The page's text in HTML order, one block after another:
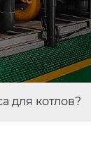
для котлов?